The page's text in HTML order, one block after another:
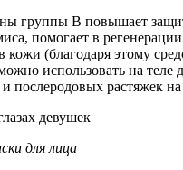
группы В повышает
помогает в
кожи (благодаря этому
использовать на теле
послеродовых растяжек
для лица